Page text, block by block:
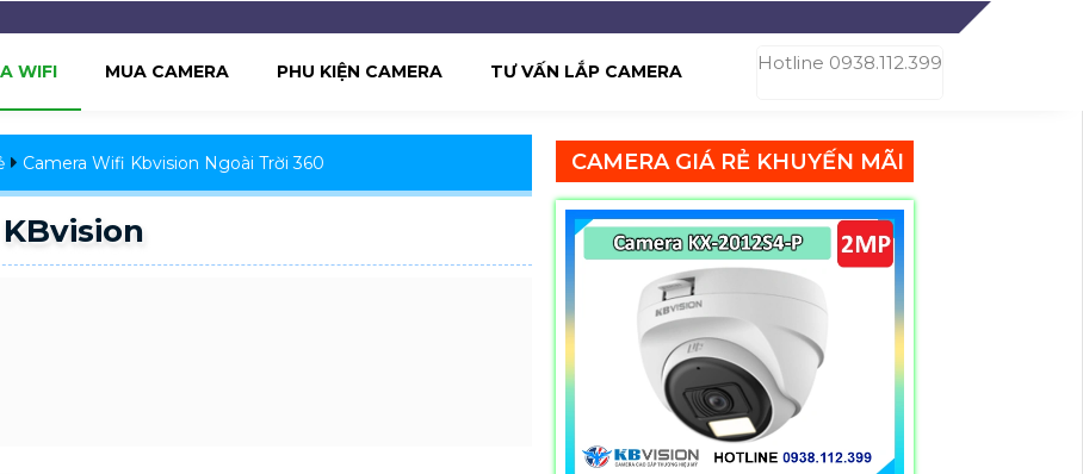
Hotline 0938.112.399
WIFI MUA CAMERA PHU KIỆN CAMERA TƯ VẤN LẮP CAMERA
Camera Wifi Kbvision Ngoài Trời 360 CAMERA GIÁ RẺ KHUYẾN MÃI